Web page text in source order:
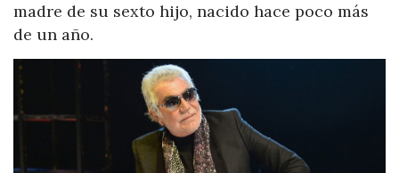
madre de su sexto hijo, nacido hace poco más
de un año.